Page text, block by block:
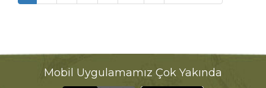
Mobil Uygulamamız Çok Yakında